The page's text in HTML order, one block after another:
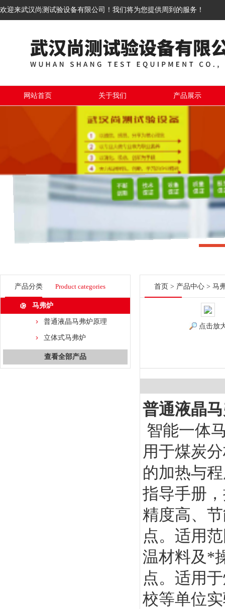
欢迎来武汉尚测试验设备有限公司！我们将为您提供周到的服务！
网站首页 关于我们 产品展示
产品分类 Product categories
马弗炉
普通液晶马弗炉原理
立体式马弗炉
查看全部产品
首页 > 产品中心 > 马
点击放
普通液晶
智能一体
用于煤炭
的加热与
指导手册
精度高、
点。适用
温材料及*
点。适用
校等单位